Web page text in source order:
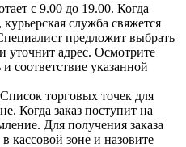
с 9.00 до 19.00. Когда
служба свяжется
предложит выбрать
уточнит адрес. Осмотрите
соответствие указанной
торговых точек для
Когда заказ поступит на
Для получения заказа
кассовой зоне и назовите